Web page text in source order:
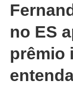
no ES
prêmio